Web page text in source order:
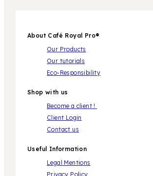
About Café Royal Pro®
Our Products
Our tutorials
Eco-Responsibility
Shop with us
Become a client !
Client Login
Contact us
Useful Information
Legal Mentions
Privacy Policy